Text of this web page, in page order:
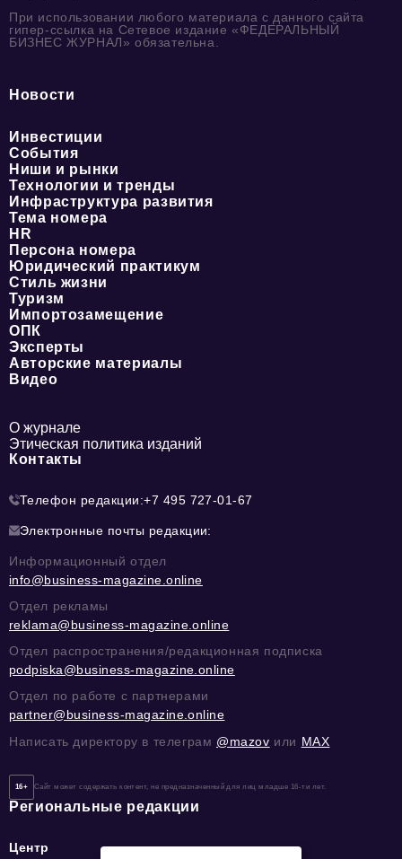
При использовании любого материала с данного сайта
гипер-ссылка на Сетевое издание «ФЕДЕРАЛЬНЫЙ
БИЗНЕС ЖУРНАЛ» обязательна.
Новости
Инвестиции
События
Ниши и рынки
Технологии и тренды
Инфраструктура развития
Тема номера
HR
Персона номера
Юридический практикум
Стиль жизни
Туризм
Импортозамещение
ОПК
Эксперты
Авторские материалы
Видео
О журнале
Этическая политика изданий
Контакты
Телефон редакции:+7 495 727-01-67
Электронные почты редакции:
Информационный отдел
info@business-magazine.online
Отдел рекламы
reklama@business-magazine.online
Отдел распространения/редакционная подписка
podpiska@business-magazine.online
Отдел по работе с партнерами
partner@business-magazine.online
Написать директору в телеграм @mazov или MAX
16+ Сайт может содержать контент, не предназначенный для лиц младше 16-ти лет.
Региональные редакции
Центр